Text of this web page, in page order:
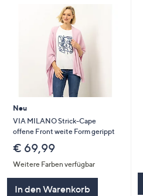
Neu
VIA MILANO Strick-Cape
offene Front weite Form gerippt
€ 69,99
Weitere Farben verfügbar
In den Warenkorb